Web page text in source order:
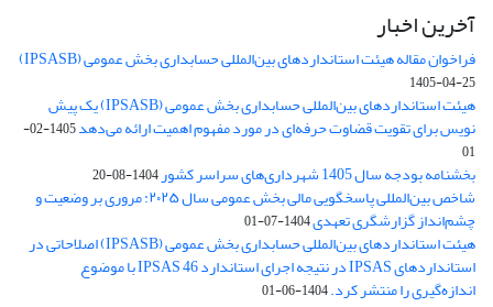
آخرین اخبار
فراخوان مقاله هیئت استانداردهای بین‌المللی حسابداری بخش عمومی (IPSASB)
1405-04-25
هیئت استانداردهای بین‌المللی حسابداری بخش عمومی (IPSASB) یک پیش
نویس برای تقویت قضاوت‌ حرفه‌ای در مورد مفهوم اهمیت ارائه می‌دهد
1405-02-
01
بخشنامه بودجه سال 1405 شهرداری‌های سراسر کشور 1404-08-20
شاخص بین‌المللی پاسخگویی مالی بخش عمومی سال ۲۰۲۵: مروری بر وضعیت و
چشم‌انداز گزارشگری تعهدی1404-07-01
هیئت استانداردهای بین‌المللی حسابداری بخش عمومی (IPSASB) اصلاحاتی در
استانداردهای IPSAS در نتیجه اجرای استاندارد IPSAS 46 با موضوع
اندازه‌گیری را منتشر کرد.1404-06-01